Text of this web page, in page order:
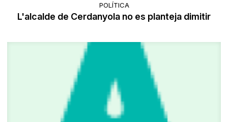
POLÍTICA
L'alcalde de Cerdanyola no es planteja dimitir